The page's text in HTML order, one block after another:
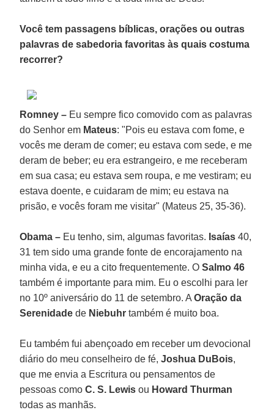
Você tem passagens bíblicas, orações ou outras
palavras de sabedoria favoritas às quais costuma
recorrer?
Romney – Eu sempre fico comovido com as palavras
do Senhor em Mateus: "Pois eu estava com fome, e
vocês me deram de comer; eu estava com sede, e me
deram de beber; eu era estrangeiro, e me receberam
em sua casa; eu estava sem roupa, e me vestiram; eu
estava doente, e cuidaram de mim; eu estava na
prisão, e vocês foram me visitar" (Mateus 25, 35-36).
Obama – Eu tenho, sim, algumas favoritas. Isaías40,
31 tem sido uma grande fonte de encorajamento na
minha vida, e eu a cito frequentemente. OSalmo 46
também é importante para mim. Eu o escolhi para ler
no 10º aniversário do 11 de setembro. AOração da
Serenidadede Niebuhrtambém é muito boa.
Eu também fui abençoado em receber um devocional
diário do meu conselheiro de fé,Joshua DuBois,
que me envia a Escritura ou pensamentos de
pessoas comoC. S. Lewisou Howard Thurman
todas as manhãs.